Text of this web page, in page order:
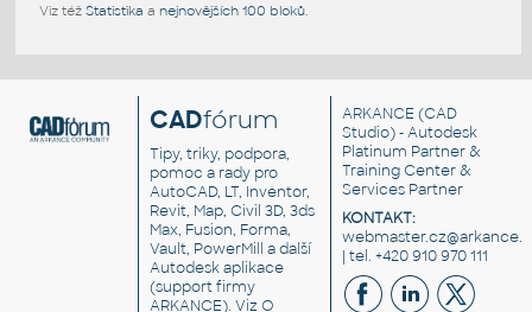
Viz též Statistika a nejnovějších 100 bloků.
CADfórum
Tipy, triky, podpora,
pomoc a rady pro
AutoCAD, LT, Inventor,
Revit, Map, Civil 3D, 3ds
Max, Fusion, Forma,
Vault, PowerMill a další
Autodesk aplikace
(support firmy
ARKANCE). VizO
ARKANCE (CAD
Studio) - Autodesk
Platinum Partner &
Training Center &
Services Partner
KONTAKT:
| tel. +420 910 970 111